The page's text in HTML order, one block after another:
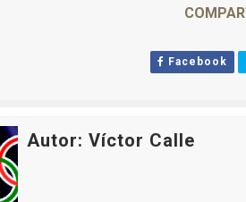
Facebook
Autor: Víctor Calle